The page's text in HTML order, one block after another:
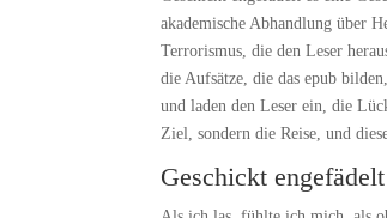
akademische Abhandlung über
Terrorismus, die den Leser
die Aufsätze, die das epub
und laden den Leser ein, die
Ziel, sondern die Reise, und
Geschickt